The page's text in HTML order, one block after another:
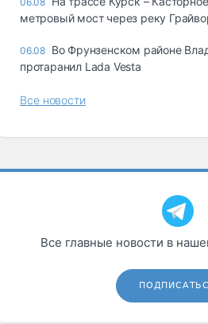
метровый мост через реку
06.08 Во Фрунзенском районе
протаранил Lada Vesta
Все новости
Все главные новости в